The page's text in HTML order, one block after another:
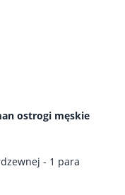
ostrogi męskie
- 1 para